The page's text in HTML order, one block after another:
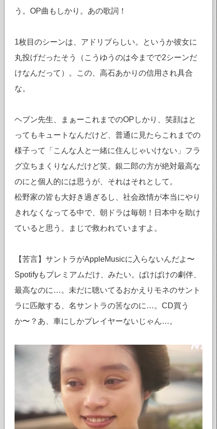
う。OP曲もしかり。あの歌詞！
1枚目のシーンは、アドリブらしい。というか彼女に
丸投げだったそう（こうゆうのは今までで2シーンだ
けなんだって）。この、高石あかりの信用され具合
な。
ヘブン先生、まぁーこれまでのOPしかり、笑顔はと
ってもキュートなんだけど、普通に見たらこれまでの
様子って「こんな人と一緒に住んじゃいけない」フラ
グ立ちまくりなんだけど笑。銀二郎の方が絶対最高な
のにと個人的には思うが、それはそれとして。
松野家の皆も大好き過ぎるし、社会政情が本当にやり
きれなくなってる中で、朝ドラは毎朝！日本中を助け
ていると思う。まじで救われていますよ。
【苦言】サントラがAppleMusicに入らないんだよ〜
Spotifyもプレミアムだけ、みたい。ばけばけの劇伴、
最高なのに…。未だに聴いてるおかえりモネのサント
ラに匹敵する、名サントラの筈なのに…。CD買う
か〜？あ、車にしかプレイヤーないじゃん…。